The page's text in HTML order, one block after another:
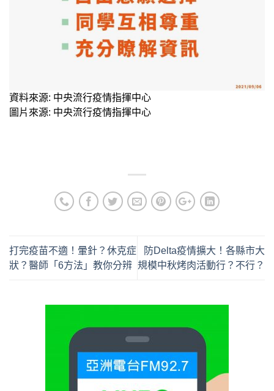
資料來源: 中央流行疫情指揮中心
圖片來源: 中央流行疫情指揮中心
打完疫苗不適！暈針？休克症
狀？醫師「6方法」教你分辨
防Delta疫情擴大！各縣市大
規模中秋烤肉活動行？不行？